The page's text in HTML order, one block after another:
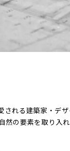
れる建築家・デ
然の要素を取り入